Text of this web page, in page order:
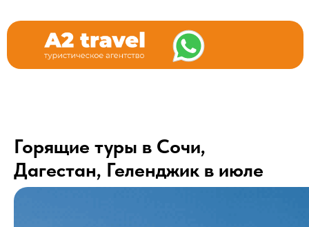
Горящие туры в Сочи,
Дагестан, Геленджик в июле